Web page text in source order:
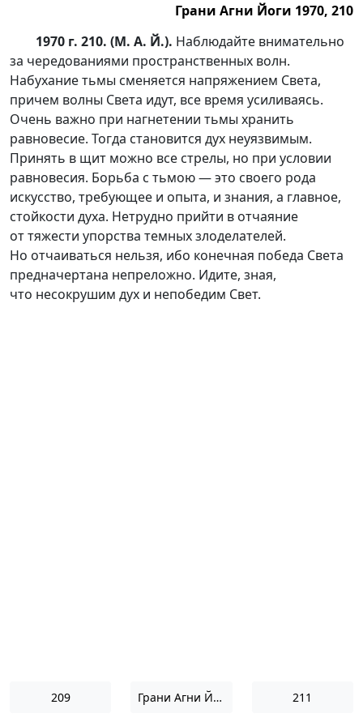
Грани Агни Йоги 1970, 210
1970 г. 210. (М. А. Й.). Наблюдайте внимательно
за чередованиями пространственных волн.
Набухание тьмы сменяется напряжением Света,
причем волны Света идут, все время усиливаясь.
Очень важно при нагнетении тьмы хранить
равновесие. Тогда становится дух неуязвимым.
Принять в щит можно все стрелы, но при условии
равновесия. Борьба с тьмою — это своего рода
искусство, требующее и опыта, и знания, а главное,
стойкости духа. Нетрудно прийти в отчаяние
от тяжести упорства темных злоделателей.
Но отчаиваться нельзя, ибо конечная победа Света
предначертана непреложно. Идите, зная,
что несокрушим дух и непобедим Свет.
209 Грани Агни Йоги 1970 211